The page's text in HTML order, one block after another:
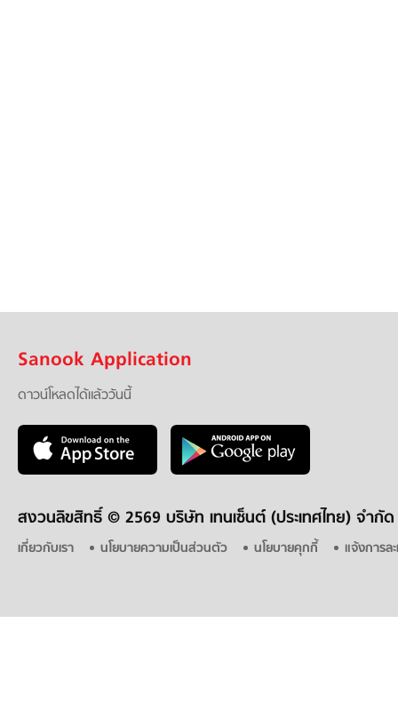
Sanook Application
ดาวน์โหลดได้แล้ววันนี้
สงวนลิขสิทธิ์ © 2569 บริษัท เทนเซ็นต์ (ประเทศไทย) จำกัด
เกี่ยวกับเรา นโยบายความเป็นส่วนตัว นโยบายคุกกี้ แจ้งการล